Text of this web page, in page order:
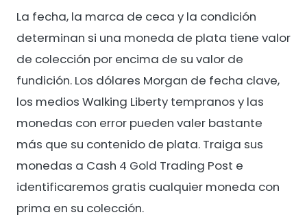
La fecha, la marca de ceca y la condición
determinan si una moneda de plata tiene valor
de colección por encima de su valor de
fundición. Los dólares Morgan de fecha clave,
los medios Walking Liberty tempranos y las
monedas con error pueden valer bastante
más que su contenido de plata. Traiga sus
monedas a Cash 4 Gold Trading Post e
identificaremos gratis cualquier moneda con
prima en su colección.